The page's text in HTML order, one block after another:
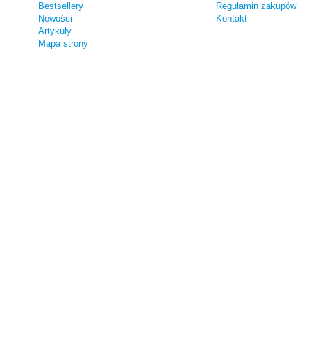
Bestsellery
Nowości
Artykuły
Mapa strony
Regulamin zakupów
Kontakt